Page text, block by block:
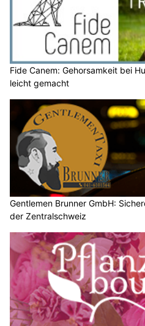
Fide Canem: Gehorsamkeit bei
leicht gemacht
Gentlemen Brunner GmbH:
der Zentralschweiz